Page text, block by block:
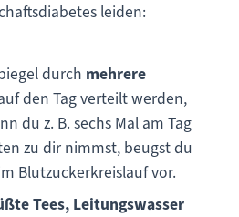
leiden:
durch mehrere
den Tag verteilt werden,
du z. B. sechs Mal am Tag
zu dir nimmst, beugst du
Blutzuckerkreislauf vor.
Tees, Leitungswasser